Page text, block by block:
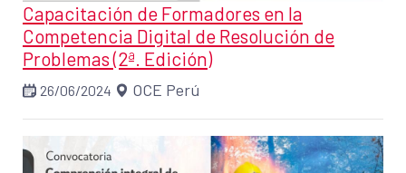
Capacitación de Formadores en la
Competencia Digital de Resolución de
Problemas (2ª. Edición)
26/06/2024 OCE Perú